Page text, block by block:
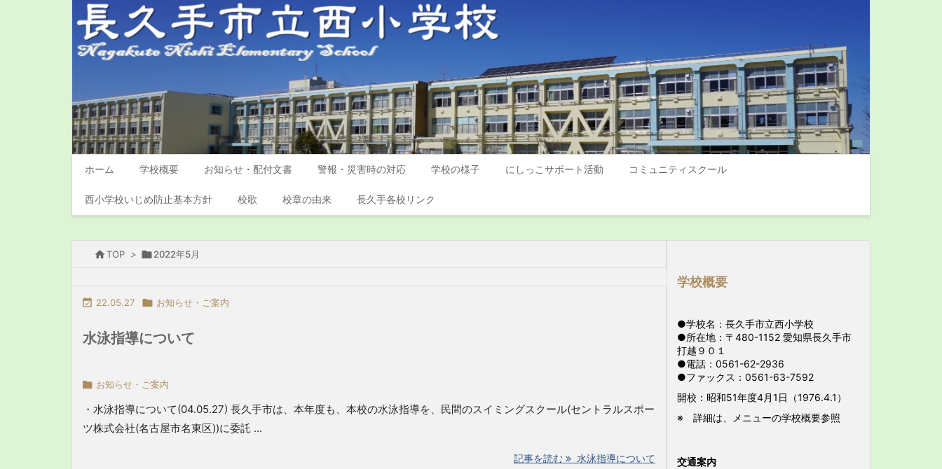
ホーム 学校概要 お知らせ・配付文書 警報・災害時の対応 学校の様子 にしっこサポート活動 コミュニティスクール
西小学校いじめ防止基本方針 校歌 校章の由来 長久手各校リンク
TOP > 2022年5月
 22.05.27  お知らせ・ご案内
水泳指導について
 お知らせ・ご案内
・水泳指導について(04.05.27) 長久手市は、本年度も、本校の水泳指導を、民間のスイミングスクール(セントラルスポー
ツ株式会社(名古屋市名東区))に委託 ...
記事を読む 水泳指導について
学校概要
●学校名：長久手市立西小学校
●所在地：〒480-1152 愛知県長久手市
打越９０１
●電話：0561-62-2936
●ファックス：0561-63-7592
開校：昭和51年度4月1日（1976.4.1）
※ 詳細は、メニューの学校概要参照
交通案内